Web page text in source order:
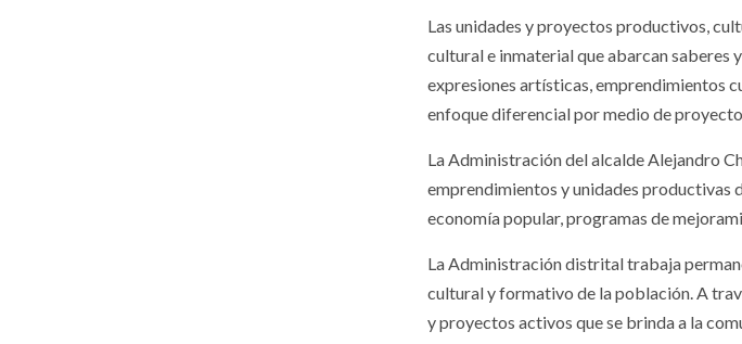
Las unidades y proyectos productivos,
cultural e inmaterial que abarcan saberes
expresiones artísticas, emprendimientos
enfoque diferencial por medio de
La Administración del alcalde Alejandro
emprendimientos y unidades productivas
economía popular, programas de
La Administración distrital trabaja
cultural y formativo de la población. A
y proyectos activos que se brinda a la